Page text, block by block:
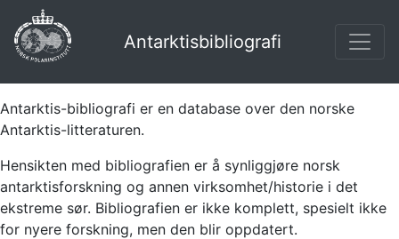
Antarktisbibliografi
Antarktis-bibliografi er en database over den norske
Antarktis-litteraturen.
Hensikten med bibliografien er å synliggjøre norsk
antarktisforskning og annen virksomhet/historie i det
ekstreme sør. Bibliografien er ikke komplett, spesielt ikke
for nyere forskning, men den blir oppdatert.